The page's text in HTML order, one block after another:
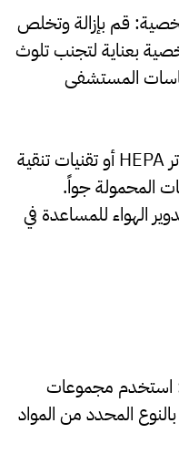
: قم بإزالة وتخلص
بعناية لتجنب تلوث
المستشفى
استخدم فلاتر HEPA أو تقنيات تنقية
المحمولة جواً.
الهواء للمساعدة في
استخدم مجموعات
المحدد من المواد